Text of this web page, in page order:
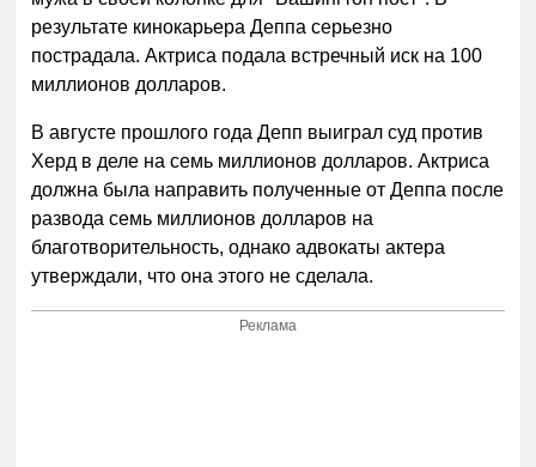
результате кинокарьера Деппа серьезно
пострадала. Актриса подала встречный иск на 100
миллионов долларов.
В августе прошлого года Депп выиграл суд против
Херд в деле на семь миллионов долларов. Актриса
должна была направить полученные от Деппа после
развода семь миллионов долларов на
благотворительность, однако адвокаты актера
утверждали, что она этого не сделала.
Реклама